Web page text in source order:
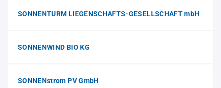
SONNENTURM LIEGENSCHAFTS-GESELLSCHAFT mbH
SONNENWIND BIO KG
SONNENstrom PV GmbH